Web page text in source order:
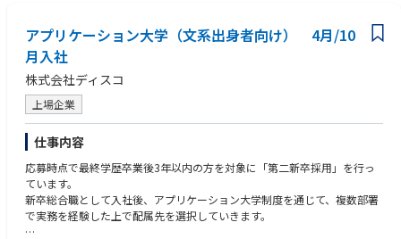
ns.
• Act as a scientific partner to cross-functional stakeholders (Medical, Mar
ket Access, R&D, Commercial), providing evidence-based input to suppo
rt asset decision-making.
• Demonstrate effective matrix leadership by influencing across functions
and geographies, contributing to cross-asset alignment, and providing s
cientific guidance and mentoring to junior team members and matrix pa
rtners as appropriate.
• Monitor the external environment, including RWE/HEOR methodologic
al, data, and policy developments, and engage external experts as appr
アプリケーション大学（文系出身者向け） 4月/10
月入社
株式会社ディスコ
上場企業
仕事内容
応募時点で最終学歴卒業後3年以内の方を対象に「第二新卒採用」を行っ
ています。
新卒総合職として入社後、アプリケーション大学制度を通じて、複数部署
で実務を経験した上で配属先を選択していきます。